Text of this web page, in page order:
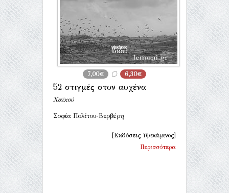
7,00€ 6,30€
52 στιγμές στον αυχένα
Χαϊκού
Σοφία Πολίτου-Βερβέρη
[Εκδόσεις Υψικάμινος]
Περισσότερα